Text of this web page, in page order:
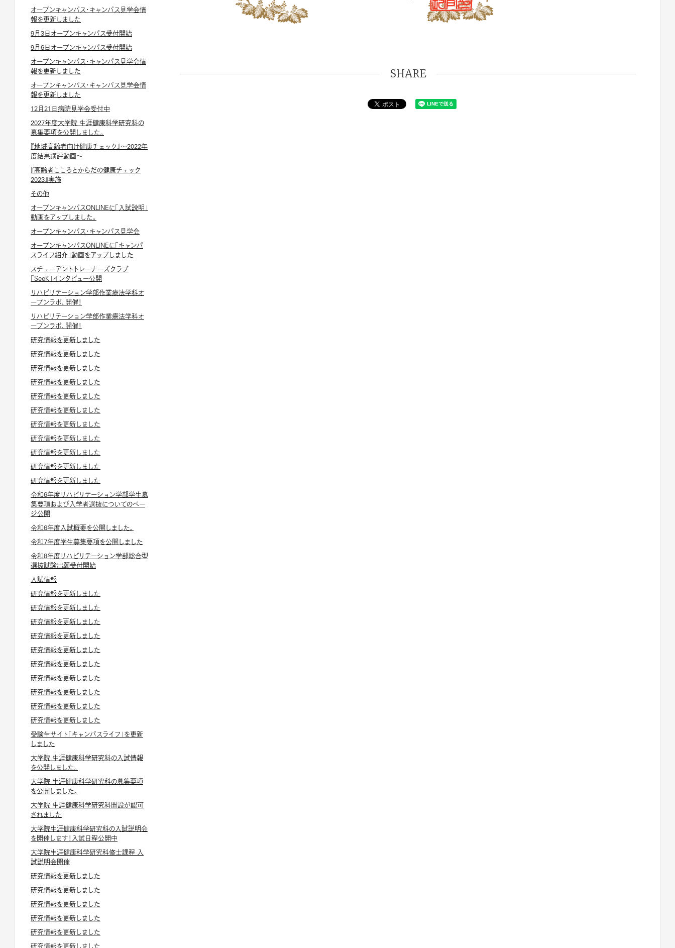
オープンキャンパス・キャンパス見学会情
報を更新しました
9月3日オープンキャンパス受付開始
9月6日オープンキャンパス受付開始
オープンキャンパス・キャンパス見学会情
報を更新しました
オープンキャンパス・キャンパス見学会情
報を更新しました
12月21日病院見学会受付中
2027年度大学院 生涯健康科学研究科の
募集要項を公開しました。
『地域高齢者向け健康チェック』～2022年
度結果講評動画～
『高齢者こころとからだの健康チェック
2023』実施
その他
オープンキャンパスONLINEに「入試説明」
動画をアップしました。
オープンキャンパス・キャンパス見学会
オープンキャンパスONLINEに「キャンパ
スライフ紹介」動画をアップしました
スチューデントトレーナーズクラブ
「SeeK」インタビュー公開
リハビリテーション学部作業療法学科オ
ープンラボ、開催！
リハビリテーション学部作業療法学科オ
ープンラボ、開催！
研究情報を更新しました
研究情報を更新しました
研究情報を更新しました
研究情報を更新しました
研究情報を更新しました
研究情報を更新しました
研究情報を更新しました
研究情報を更新しました
研究情報を更新しました
研究情報を更新しました
研究情報を更新しました
令和6年度リハビリテーション学部学生募
集要項および入学者選抜についてのペー
ジ公開
令和6年度入試概要を公開しました。
令和7年度学生募集要項を公開しました
令和8年度リハビリテーション学部総合型
選抜試験出願受付開始
入試情報
研究情報を更新しました
研究情報を更新しました
研究情報を更新しました
研究情報を更新しました
研究情報を更新しました
研究情報を更新しました
研究情報を更新しました
研究情報を更新しました
研究情報を更新しました
研究情報を更新しました
受験生サイト「キャンパスライフ」を更新
しました
大学院 生涯健康科学研究科の入試情報
を公開しました。
大学院 生涯健康科学研究科の募集要項
を公開しました。
大学院 生涯健康科学研究科開設が認可
されました
大学院生涯健康科学研究科の入試説明会
を開催します！入試日程公開中
大学院生涯健康科学研究科修士課程 入
試説明会開催
研究情報を更新しました
研究情報を更新しました
研究情報を更新しました
研究情報を更新しました
研究情報を更新しました
研究情報を更新しました
SHARE